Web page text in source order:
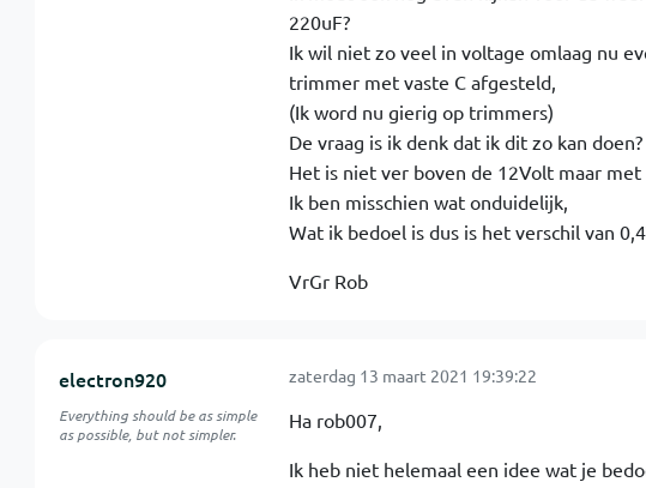
220uF?
Ik wil niet zo veel in voltage omlaag nu
trimmer met vaste C afgesteld,
(Ik word nu gierig op trimmers)
De vraag is ik denk dat ik dit zo kan doen?
Het is niet ver boven de 12Volt maar
Ik ben misschien wat onduidelijk,
Wat ik bedoel is dus is het verschil van
VrGr Rob
electron920
Everything should be as simple
as possible, but not simpler.
zaterdag 13 maart 2021 19:39:22
Ha rob007,
Ik heb niet helemaal een idee wat je